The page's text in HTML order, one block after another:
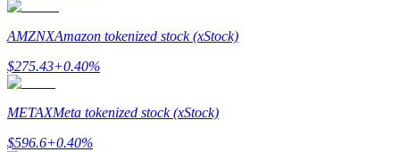
AMZNXAmazon tokenized stock (xStock)
$275.43+0.40%
METAXMeta tokenized stock (xStock)
$596.6+0.40%